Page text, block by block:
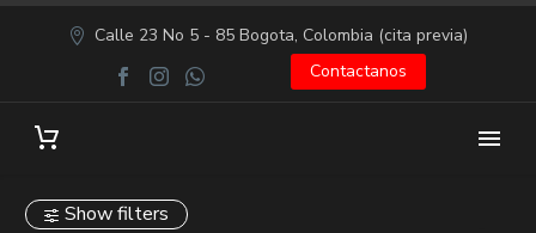
Calle 23 No 5 - 85 Bogota, Colombia (cita previa)
Contactanos
Show filters